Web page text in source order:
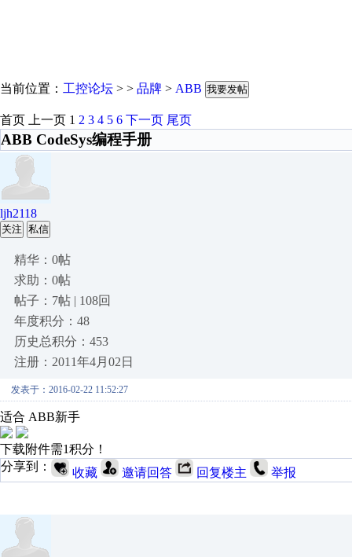
当前位置： 工控论坛 > > 品牌 > ABB 我要发帖
首页 上一页 1 2 3 4 5 6 下一页 尾页
ABB CodeSys编程手册
ljh2118
关注 私信
精华：0帖
求助：0帖
帖子：7帖 | 108回
年度积分：48
历史总积分：453
注册：2011年4月02日
发表于：2016-02-22 11:52:27
适合 ABB新手
下载附件需1积分！
分享到：
收藏 邀请回答 回复楼主 举报